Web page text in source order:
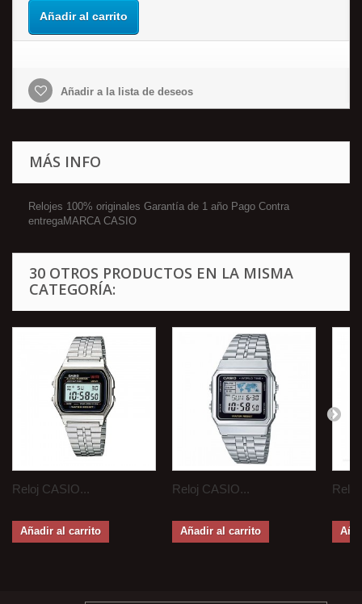
Añadir al carrito
Añadir a la lista de deseos
MÁS INFO
Relojes 100% originales Garantía de 1 año Pago Contra
entregaMARCA CASIO
30 OTROS PRODUCTOS EN LA MISMA
CATEGORÍA:
Reloj CASIO...
Añadir al carrito
Reloj CASIO...
Añadir al carrito